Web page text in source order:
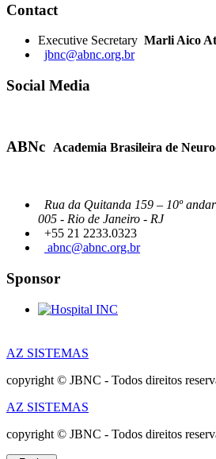
Contact
Executive Secretary Marli Aico
jbnc@abnc.org.br
Social Media
ABNc Academia Brasileira de
Rua da Quitanda 159 – 10º
005 - Rio de Janeiro - RJ
+55 21 2233.0323
abnc@abnc.org.br
Sponsor
AZ SISTEMAS
copyright © JBNC - Todos direitos
AZ SISTEMAS
copyright © JBNC - Todos direitos